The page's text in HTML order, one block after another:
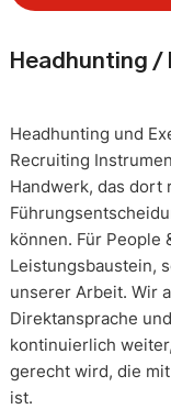
Headhunting /
Headhunting und
Recruiting
Handwerk, das dort
können. Für People
Leistungsbaustein,
unserer Arbeit. Wir
Direktansprache
kontinuierlich
gerecht wird, die
ist.